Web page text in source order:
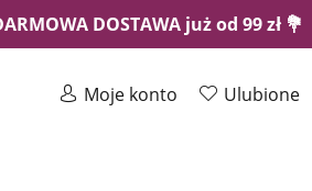
DOSTAWA już od 99 zł 💐
Moje konto Ulubione